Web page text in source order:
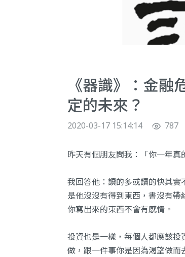
《器識》：金
定的未來？
2020-03-17 15:14:14 787
昨天有個朋友問我：「你一年真
我回答他：讀的多或讀的快其
是他沒沒有得到東西，書沒有帶
你寫出來的東西不會有感情。
投資也是一樣，每個人都應該
做，跟一件事你是因為渴望做